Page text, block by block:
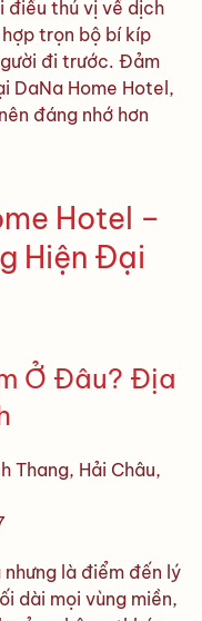
điều thú vị về dịch
trọn bộ bí kíp
đi trước. Đảm
DaNa Home Hotel,
đáng nhớ hơn
Hotel –
Hiện Đại
Ở Đâu? Địa
Thang, Hải Châu,
là điểm đến lý
dài mọi vùng miền,